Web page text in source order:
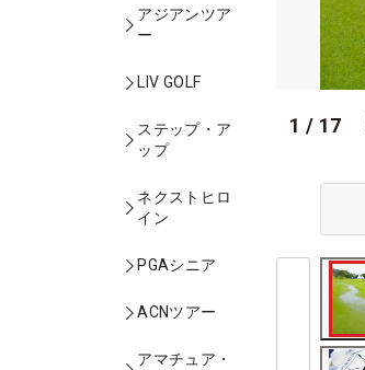
アジアンツア
ー
LIV GOLF
ステップ・ア
ップ
ネクストヒロ
イン
PGAシニア
ACNツアー
アマチュア・
1 / 17